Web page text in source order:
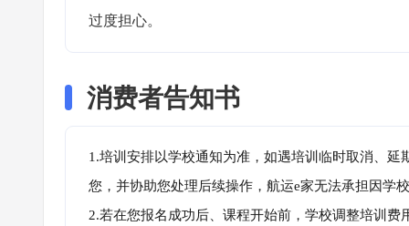
过度担心。
消费者告知书
1.培训安排以学校通知为准，如遇培训临时取消、
您，并协助您处理后续操作，航运e家无法承担因学
2.若在您报名成功后、课程开始前，学校调整培训